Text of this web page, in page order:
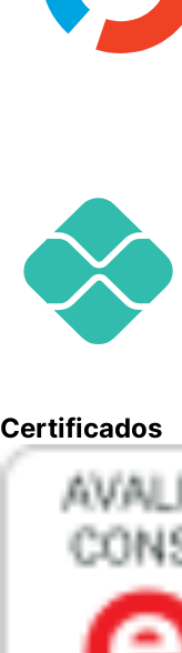
Certificados